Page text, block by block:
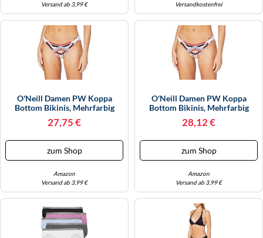
Versand ab 3,99 €
Versandkostenfrei
O'Neill Damen PW Koppa
Bottom Bikinis, Mehrfarbig
(White Aop W/ Red), 40
27,75 €
zum Shop
Amazon
Versand ab 3,99 €
O'Neill Damen PW Koppa
Bottom Bikinis, Mehrfarbig
(White Aop W/ Red), 36
28,12 €
zum Shop
Amazon
Versand ab 3,99 €